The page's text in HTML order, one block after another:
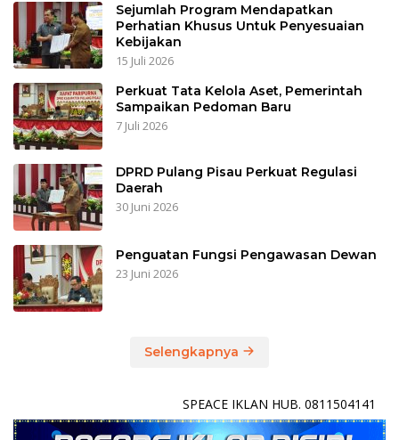
Sejumlah Program Mendapatkan
Perhatian Khusus Untuk Penyesuaian
Kebijakan
15 Juli 2026
Perkuat Tata Kelola Aset, Pemerintah
Sampaikan Pedoman Baru
7 Juli 2026
DPRD Pulang Pisau Perkuat Regulasi
Daerah
30 Juni 2026
Penguatan Fungsi Pengawasan Dewan
23 Juni 2026
Selengkapnya
SPEACE IKLAN HUB. 0811504141